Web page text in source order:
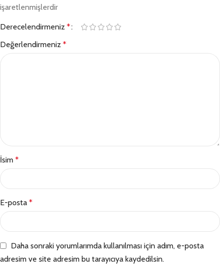
işaretlenmişlerdir
Derecelendirmeniz *
Değerlendirmeniz *
İsim *
E-posta *
Daha sonraki yorumlarımda kullanılması için adım, e-posta
adresim ve site adresim bu tarayıcıya kaydedilsin.